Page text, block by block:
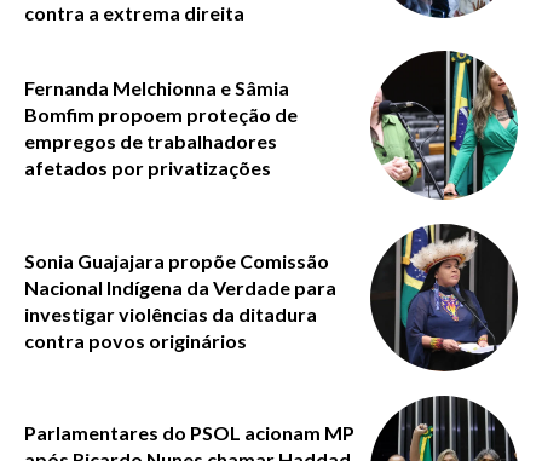
contra a extrema direita
Fernanda Melchionna e Sâmia
Bomfim propoem proteção de
empregos de trabalhadores
afetados por privatizações
Sonia Guajajara propõe Comissão
Nacional Indígena da Verdade para
investigar violências da ditadura
contra povos originários
Parlamentares do PSOL acionam MP